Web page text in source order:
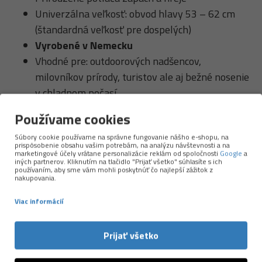
Univerzálna veľkosť: obvod hlavy 53 – 62 cm
(štandardná veľkosť pre dospelých)
Vyrobené v Nemecku
Vhodné pre: outdoorových nadšencov,
milovníkov prírody, turistov ale aj bežné nosenie
v chladnom počasí.
NAPOSLEDY PREZERANÉ
-10 %
Používame cookies
Súbory cookie používame na správne fungovanie nášho e-shopu, na
prispôsobenie obsahu vašim potrebám, na analýzu návštevnosti a na
marketingové účely vrátane personalizácie reklám od spoločnosti Google a
iných partnerov. Kliknutím na tlačidlo "Prijať všetko" súhlasíte s ich
používaním, aby sme vám mohli poskytnúť čo najlepší zážitok z
nakupovania.
Viac informácií
Prijať všetko